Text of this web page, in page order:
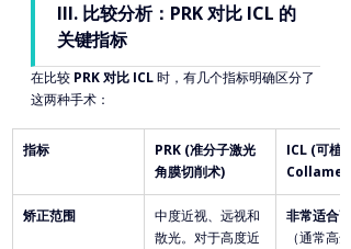
III. 比较分析：PRK 对比 ICL 的
关键指标
在比较 PRK 对比 ICL 时，有几个指标明确区分了
这两种手术：
指标
PRK (准分子激光
角膜切削术)
ICL (可植入
Collamer
矫正范围
中度近视、远视和
散光。对于高度近
非常适合高
（通常高